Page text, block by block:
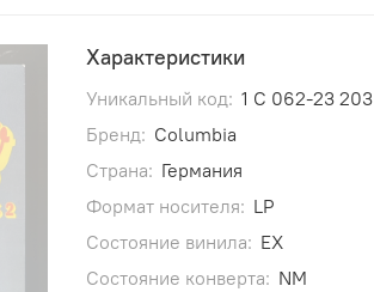
Характеристики
Уникальный код: 1 C 062-23 203
Бренд: Columbia
Страна: Германия
Формат носителя: LP
Состояние винила: EX
Состояние конверта: NM